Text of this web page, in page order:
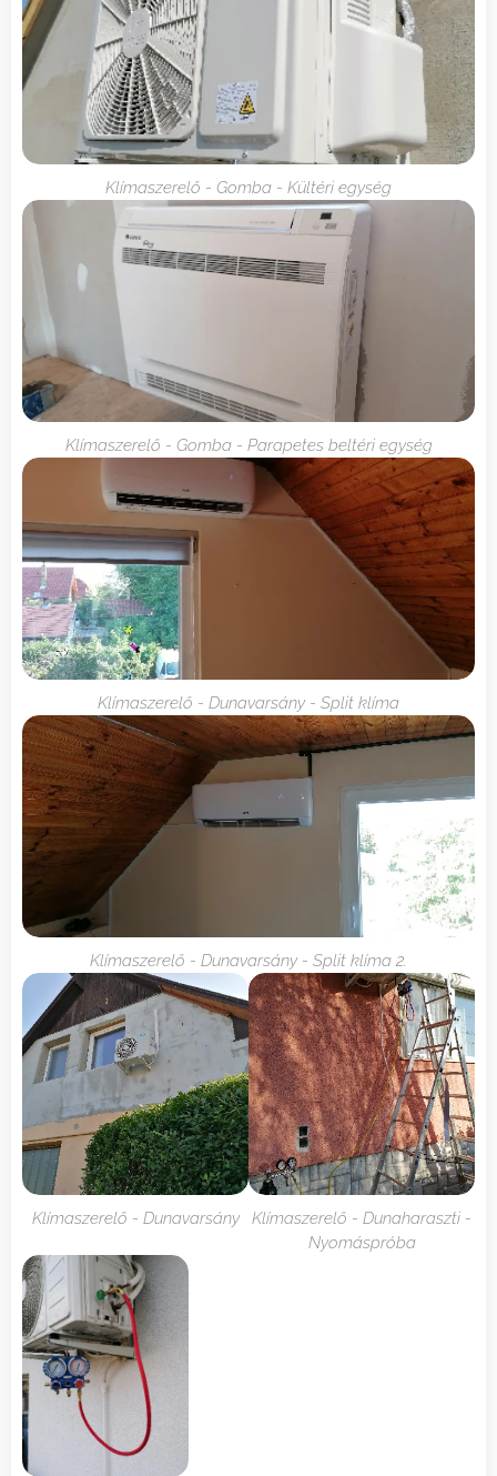
Klímaszerelő - Gomba - Kültéri egység
Klímaszerelő - Gomba - Parapetes beltéri egység
Klímaszerelő - Dunavarsány - Split klíma
Klímaszerelő - Dunavarsány - Split klíma 2.
Klímaszerelő - Dunavarsány
Klímaszerelő - Dunaharaszti -
Nyomáspróba